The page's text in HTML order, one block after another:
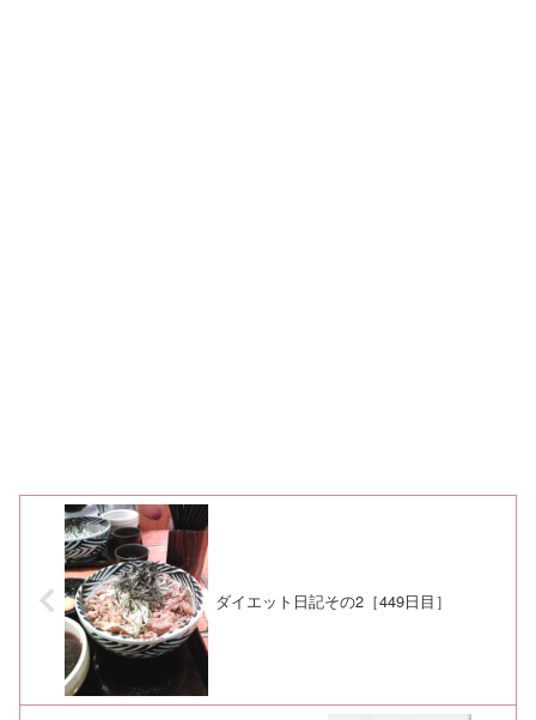
ダイエット日記その2［449日目］